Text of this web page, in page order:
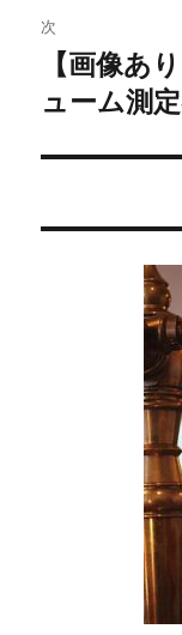
ー
シ
次
の
稿:
【画像あ
ューム測